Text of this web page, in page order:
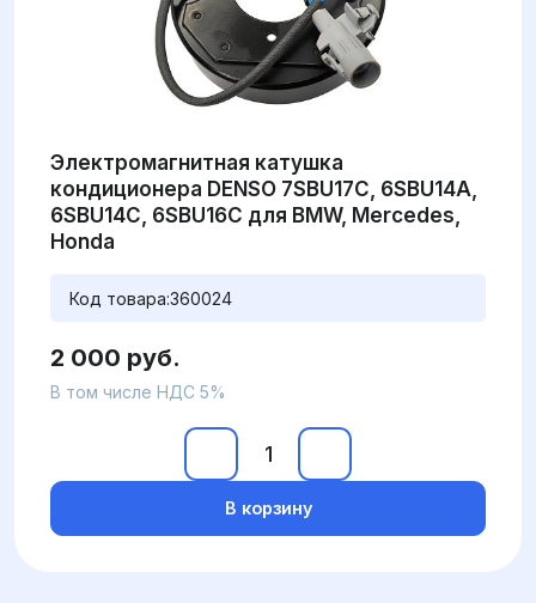
Электромагнитная катушка
кондиционера DENSO 7SBU17C, 6SBU14A,
6SBU14C, 6SBU16C для BMW, Mercedes,
Honda
Код товара:360024
2 000 руб.
В том числе НДС 5%
В корзину